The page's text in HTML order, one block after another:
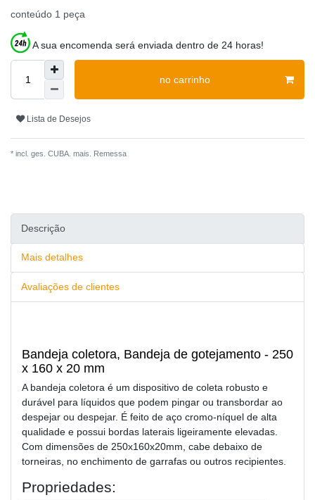
conteúdo 1 peça
A sua encomenda será enviada dentro de 24 horas!
no carrinho
Lista de Desejos
* incl. ges. CUBA. mais. Remessa
Descrição
Mais detalhes
Avaliações de clientes
Bandeja coletora, Bandeja de gotejamento - 250
x 160 x 20 mm
A bandeja coletora é um dispositivo de coleta robusto e
durável para líquidos que podem pingar ou transbordar ao
despejar ou despejar. É feito de aço cromo-níquel de alta
qualidade e possui bordas laterais ligeiramente elevadas.
Com dimensões de 250x160x20mm, cabe debaixo de
torneiras, no enchimento de garrafas ou outros recipientes.
Propriedades: